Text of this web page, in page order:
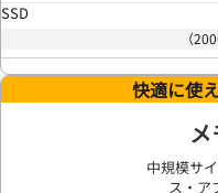
SSD
（
快適に使
メ
中規模サ
ス・ア